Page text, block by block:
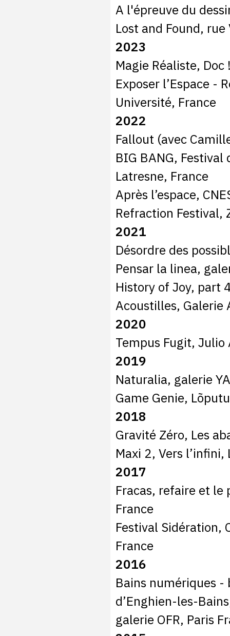
A l'épreuve du
Lost and Found, rue
2023
Magie Réaliste, Doc
Exposer l’Espace -
Université, France
2022
Fallout (avec
BIG BANG, Festival
Latresne, France
Après l’espace,
Refraction Festival,
2021
Désordre des
Pensar la linea,
History of Joy, part
Acoustilles, Galerie
2020
Tempus Fugit, Julio
2019
Naturalia, galerie
Game Genie,
2018
Gravité Zéro, Les
Maxi 2, Vers
2017
Fracas, refaire et le
France
Festival Sidération,
France
2016
Bains numériques
d’Enghien-les-
galerie OFR, Paris